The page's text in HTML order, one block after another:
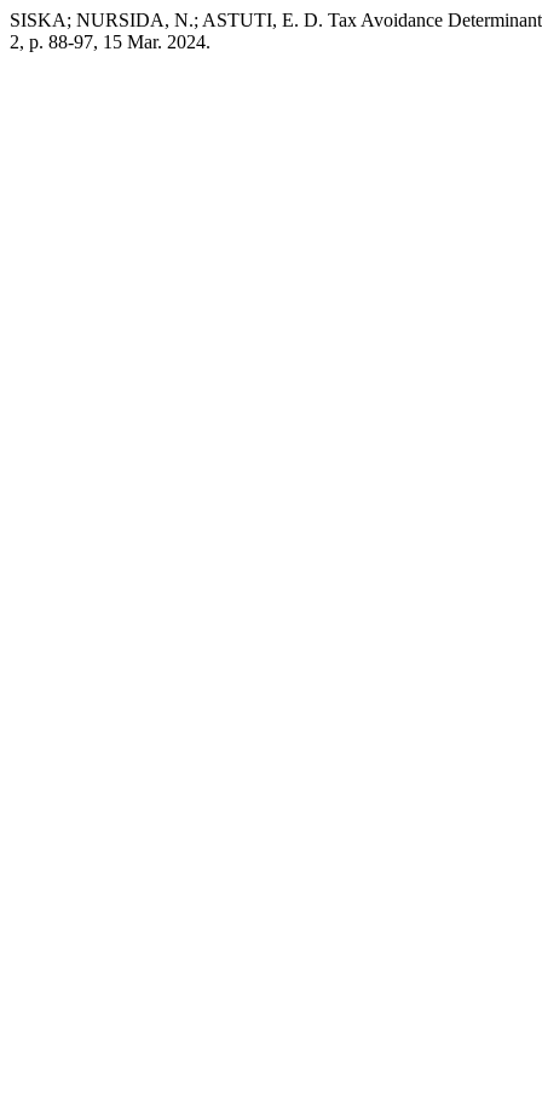
SISKA; NURSIDA, N.; ASTUTI, E. D. Tax Avoidance
2, p. 88-97, 15 Mar. 2024.